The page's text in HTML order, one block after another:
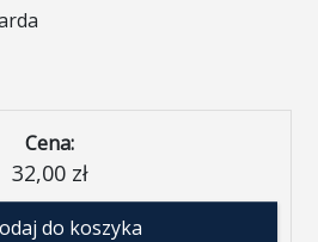
Cena:
32,00 zł
do koszyka